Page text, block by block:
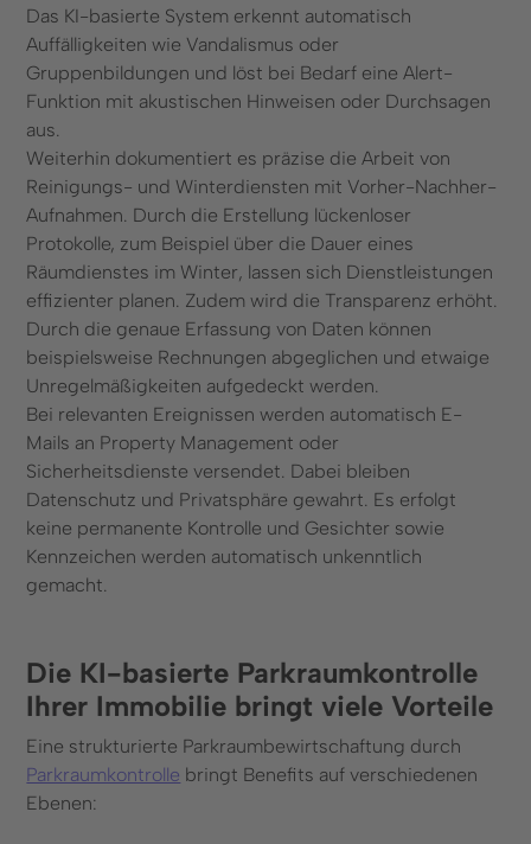
Das KI-basierte System erkennt automatisch
Auffälligkeiten wie Vandalismus oder
Gruppenbildungen und löst bei Bedarf eine Alert-
Funktion mit akustischen Hinweisen oder Durchsagen
aus.
Weiterhin dokumentiert es präzise die Arbeit von
Reinigungs- und Winterdiensten mit Vorher-Nachher-
Aufnahmen. Durch die Erstellung lückenloser
Protokolle, zum Beispiel über die Dauer eines
Räumdienstes im Winter, lassen sich Dienstleistungen
effizienter planen. Zudem wird die Transparenz erhöht.
Durch die genaue Erfassung von Daten können
beispielsweise Rechnungen abgeglichen und etwaige
Unregelmäßigkeiten aufgedeckt werden.
Bei relevanten Ereignissen werden automatisch E-
Mails an Property Management oder
Sicherheitsdienste versendet. Dabei bleiben
Datenschutz und Privatsphäre gewahrt. Es erfolgt
keine permanente Kontrolle und Gesichter sowie
Kennzeichen werden automatisch unkenntlich
gemacht.
Die KI-basierte Parkraumkontrolle
Ihrer Immobilie bringt viele Vorteile
Eine strukturierte Parkraumbewirtschaftung durch
Parkraumkontrolle bringt Benefits auf verschiedenen
Ebenen: